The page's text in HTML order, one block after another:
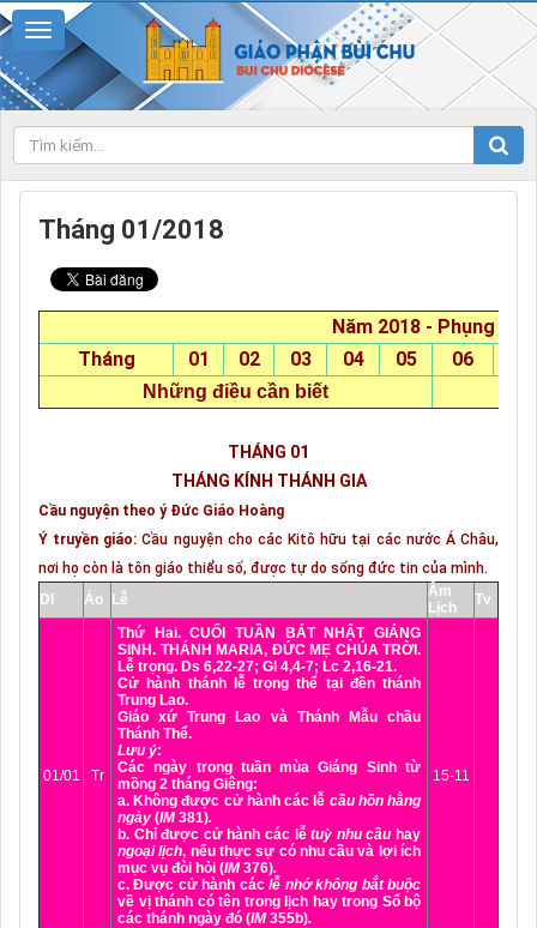
Tháng 01/2018
Năm 2018 - Phụng Vụ
Tháng
01 02 03 04 05 06
Những điều cần biết
THÁNG 01
THÁNG KÍNH THÁNH GIA
Cầu nguyện theo ý Đức Giáo Hoàng
Ý truyền giáo: Cầu nguyện cho các Kitô hữu tại các nước Á Châu,
nơi họ còn là tôn giáo thiểu số, được tự do sống đức tin của mình.
Dl
Áo Lễ
Âm
Lịch
Tv
01/01 Tr
Thứ Hai.CUỐI TUẦN BÁT NHẬT GIÁNG
SINH. THÁNH MARIA, ĐỨC MẸ CHÚA TRỜI.
Lễ trọng. Ds 6,22-27; Gl 4,4-7; Lc 2,16-21.
Cử hành thánh lễ trọng thể tại đền thánh
Trung Lao.
Giáo xứTrung Lao và Thánh Mẫuchầu
Thánh Thể.
Lưu ý:
Các ngày trong tuần mùa Giáng Sinh từ
mồng 2 tháng Giêng:
a. Không được cử hành các lễ cầu hồn hằng
ngày (IM381).
b. Chỉ được cử hành các lễtuỳ nhu cầu hay
ngoại lịch, nếu thực sự có nhu cầu và lợi ích
mục vụ đòi hỏi (IM376).
c. Được cử hành cáclễ nhớ không bắt buộc
về vị thánh có tên trong lịch hay trong Sổ bộ
các thánh ngày đó (IM355b).
15-11